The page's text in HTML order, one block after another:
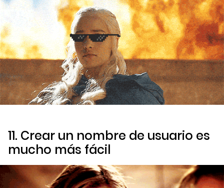
11. Crear un nombre de usuario es
mucho más fácil